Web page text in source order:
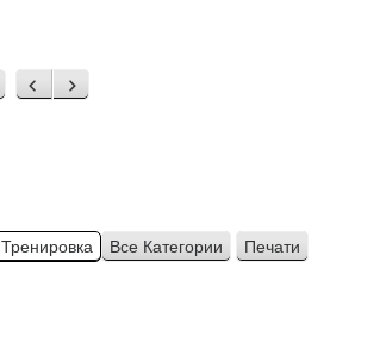
Назад
Вперед
Тренировка Все Категории Просмотр
Печати